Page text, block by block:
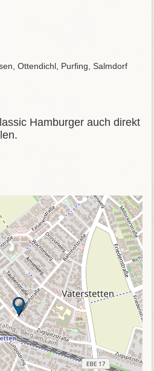
Ottendichl, Purfing, Salmdorf
Hamburger auch direkt